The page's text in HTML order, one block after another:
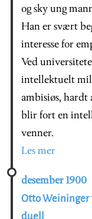
og sky ung
Han er svært
interesse for
Ved
intellektuelt
ambisiøs, hardt
blir fort en
venner.
Les mer
desember 1900
Otto Weininger
duell